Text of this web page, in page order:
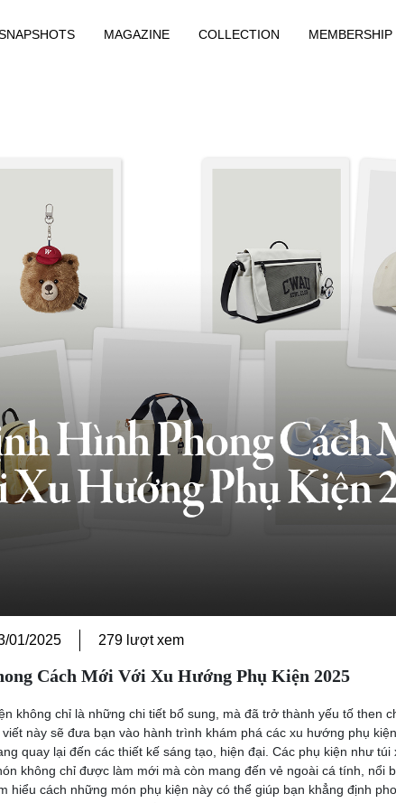
MAGAZINE COLLECTION MEMBERSHIP
01/2025 279 lượt xem
Cách Mới Với Xu Hướng Phụ Kiện 2025
không chỉ là những chi tiết bổ sung, mà đã trở thành yếu tố then
này sẽ đưa bạn vào hành trình khám phá các xu hướng phụ
quay lại đến các thiết kế sáng tạo, hiện đại. Các phụ kiện như túi
không chỉ được làm mới mà còn mang đến vẻ ngoài cá tính, nổi
hiểu cách những món phụ kiện này có thể giúp bạn khẳng định